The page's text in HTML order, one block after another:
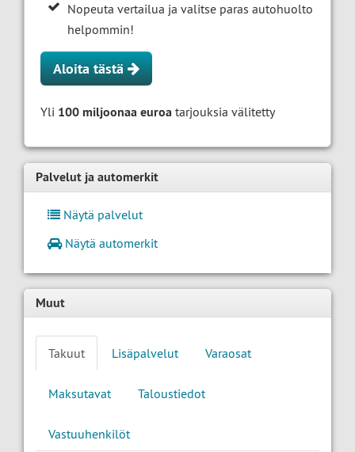
Nopeuta vertailua ja valitse paras autohuolto
helpommin!
Aloita tästä
Yli 100 miljoonaa euroa tarjouksia välitetty
Palvelut ja automerkit
Näytä palvelut
Näytä automerkit
Muut
Takuut Lisäpalvelut Varaosat
Maksutavat Taloustiedot
Vastuuhenkilöt